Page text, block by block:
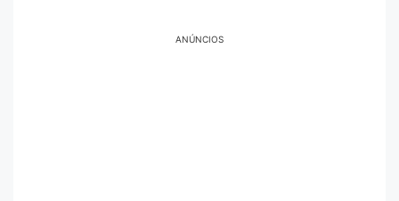
ANÚNCIOS